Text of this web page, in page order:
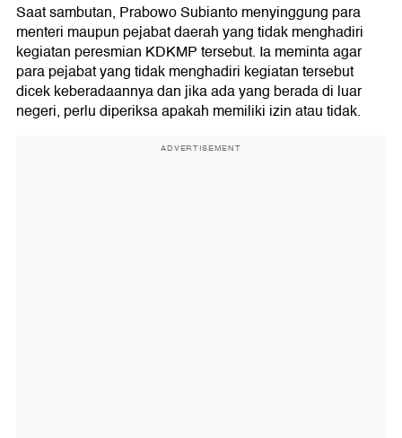
Saat sambutan, Prabowo Subianto menyinggung para
menteri maupun pejabat daerah yang tidak menghadiri
kegiatan peresmian KDKMP tersebut. Ia meminta agar
para pejabat yang tidak menghadiri kegiatan tersebut
dicek keberadaannya dan jika ada yang berada di luar
negeri, perlu diperiksa apakah memiliki izin atau tidak.
ADVERTISEMENT